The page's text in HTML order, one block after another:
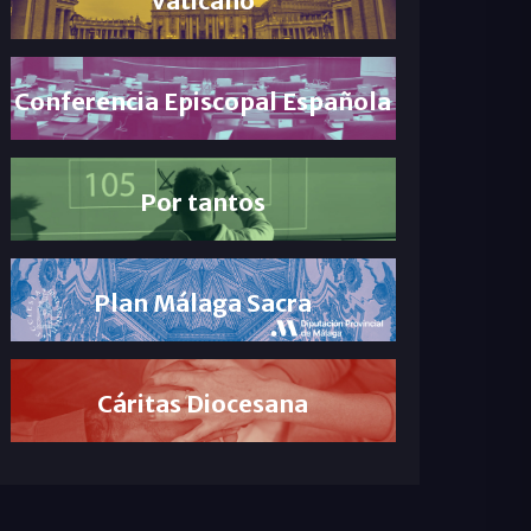
Conferencia Episcopal Española
Por tantos
Plan Málaga Sacra
Cáritas Diocesana